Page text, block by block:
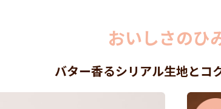
おいしさのひ
バター香るシリアル生地とコ